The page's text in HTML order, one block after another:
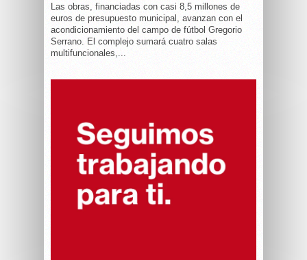
Las obras, financiadas con casi 8,5 millones de
euros de presupuesto municipal, avanzan con el
acondicionamiento del campo de fútbol Gregorio
Serrano. El complejo sumará cuatro salas
multifuncionales,...